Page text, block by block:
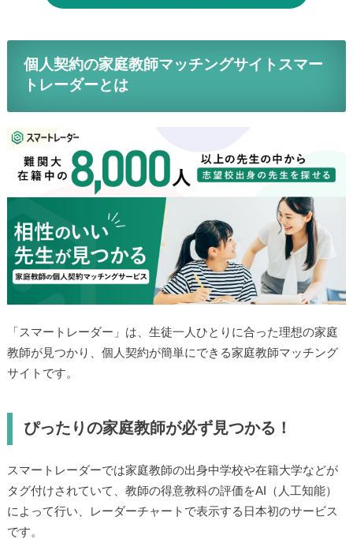
個人契約の家庭教師マッチングサイトスマー
トレーダーとは
「スマートレーダー」は、生徒一人ひとりに合った理想の家庭
教師が見つかり、個人契約が簡単にできる家庭教師マッチング
サイトです。
ぴったりの家庭教師が必ず見つかる！
スマートレーダーでは家庭教師の出身中学校や在籍大学などが
タグ付けされていて、教師の得意教科の評価をAI（人工知能）
によって行い、レーダーチャートで表示する日本初のサービス
です。